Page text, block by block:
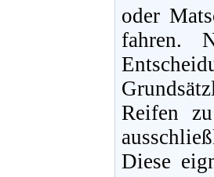
oder
fahren.
Reifen
Diese